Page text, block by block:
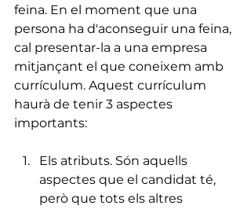
feina. En el moment que una
persona ha d'aconseguir una feina,
cal presentar-la a una empresa
mitjançant el que coneixem amb
currículum. Aquest currículum
haurà de tenir 3 aspectes
importants:
Els atributs. Són aquells
aspectes que el candidat té,
però que tots els altres